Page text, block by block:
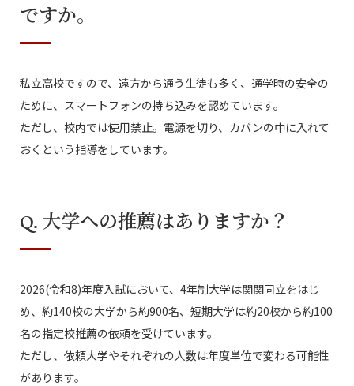
ですか。
私立高校ですので、遠方から通う生徒も多く、通学時の安全の
ために、スマートフォンの持ち込みを認めています。
ただし、校内では使用禁止。電源を切り、カバンの中に入れて
おくという指導をしています。
Q. 大学への推薦はありますか？
2026(令和8)年度入試において、4年制大学は関関同立をはじ
め、約140校の大学から約900名、短期大学は約20校から約100
名の指定校推薦の依頼を受けています。
ただし、依頼大学やそれぞれの人数は年度単位で変わる可能性
があります。